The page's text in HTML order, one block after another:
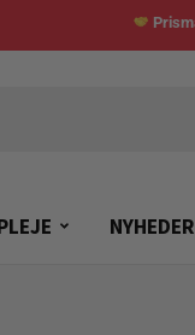
NYHEDER